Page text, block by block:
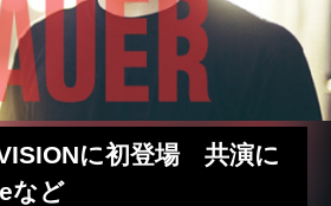
に初登場 共演に
など